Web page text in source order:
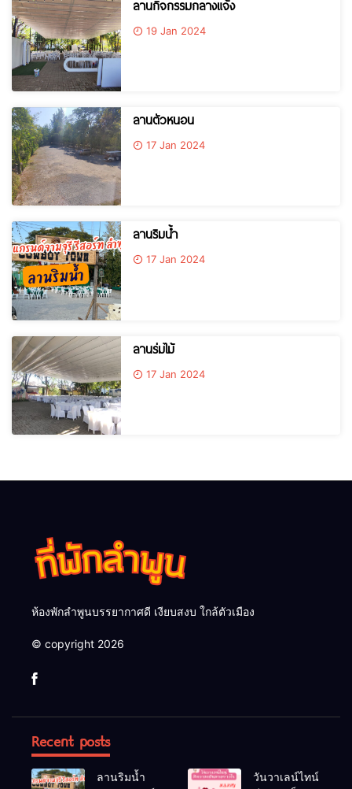
ลานกิจกรรมกลางแจ้ง
19 Jan 2024
ลานตัวหนอน
17 Jan 2024
ลานริมน้ำ
17 Jan 2024
ลานร่มไม้
17 Jan 2024
ห้องพักลำพูนบรรยากาศดี เงียบสงบ ใกล้ตัวเมือง
© copyright 2026
Recent posts
ลานริมน้ำ
วันวาเลน์ไทน์